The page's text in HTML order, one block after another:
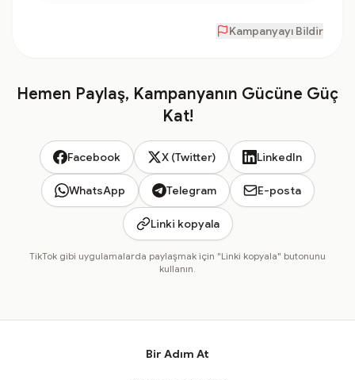
Kampanyayı Bildir
Hemen Paylaş, Kampanyanın Gücüne Güç
Kat!
Facebook X (Twitter) LinkedIn
WhatsApp Telegram E-posta
Linki kopyala
TikTok gibi uygulamalarda paylaşmak için "Linki kopyala" butonunu
kullanın.
Bir Adım At